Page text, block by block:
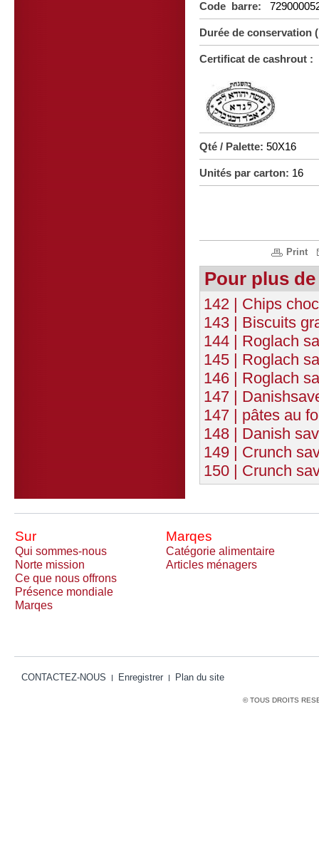
Code barre:
Durée de
Certificat de cashrout :
Qté / Palette: 50X16
Unités par carton: 16
Print
Pour plus
142 | Chips
143 | Biscuits
144 | Roglach
145 | Roglach
146 | Roglach
147 |
147 | pâtes au
148 | Danish
149 | Crunch
150 | Crunch
Sur Marqes
Qui sommes-nous
Catégorie alimentaire
Norte mission
Articles ménagers
Ce que nous offrons
Présence mondiale
Marqes
CONTACTEZ-NOUS Enregistrer Plan du site
© TOUS DROITS